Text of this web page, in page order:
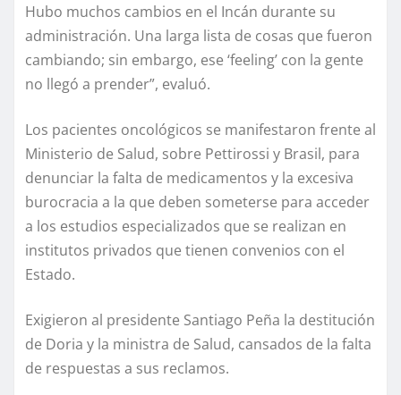
Hubo muchos cambios en el Incán durante su
administración. Una larga lista de cosas que fueron
cambiando; sin embargo, ese ‘feeling’ con la gente
no llegó a prender”, evaluó.
Los pacientes oncológicos se manifestaron frente al
Ministerio de Salud, sobre Pettirossi y Brasil, para
denunciar la falta de medicamentos y la excesiva
burocracia a la que deben someterse para acceder
a los estudios especializados que se realizan en
institutos privados que tienen convenios con el
Estado.
Exigieron al presidente Santiago Peña la destitución
de Doria y la ministra de Salud, cansados de la falta
de respuestas a sus reclamos.